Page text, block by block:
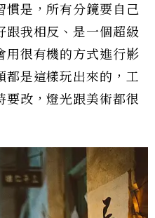
慣是，所有分鏡要自己
跟我相反、是一個超級
用很有機的方式進行影
都是這樣玩出來的，工
要改，燈光跟美術都很